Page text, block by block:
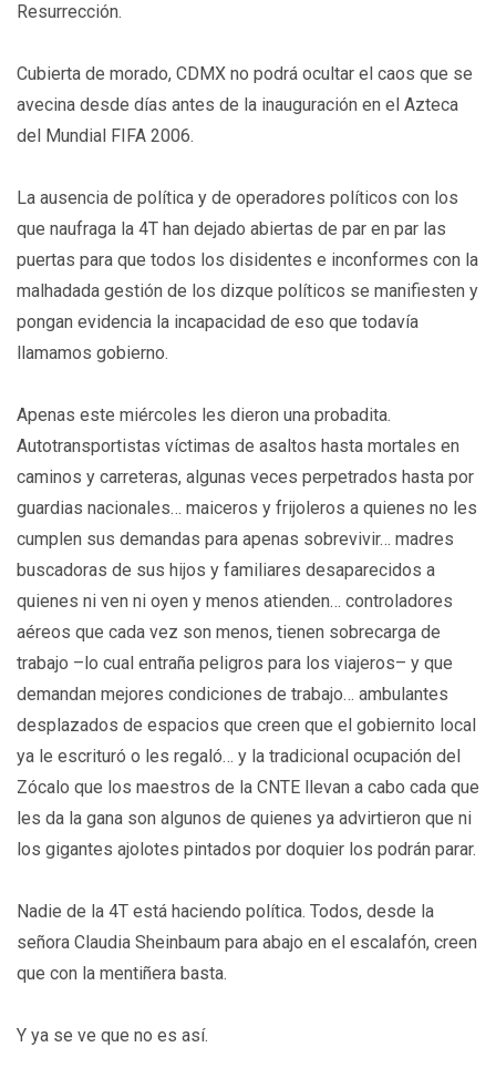
Resurrección.
Cubierta de morado, CDMX no podrá ocultar el caos que se
avecina desde días antes de la inauguración en el Azteca
del Mundial FIFA 2006.
La ausencia de política y de operadores políticos con los
que naufraga la 4T han dejado abiertas de par en par las
puertas para que todos los disidentes e inconformes con la
malhadada gestión de los dizque políticos se manifiesten y
pongan evidencia la incapacidad de eso que todavía
llamamos gobierno.
Apenas este miércoles les dieron una probadita.
Autotransportistas víctimas de asaltos hasta mortales en
caminos y carreteras, algunas veces perpetrados hasta por
guardias nacionales… maiceros y frijoleros a quienes no les
cumplen sus demandas para apenas sobrevivir… madres
buscadoras de sus hijos y familiares desaparecidos a
quienes ni ven ni oyen y menos atienden… controladores
aéreos que cada vez son menos, tienen sobrecarga de
trabajo –lo cual entraña peligros para los viajeros– y que
demandan mejores condiciones de trabajo… ambulantes
desplazados de espacios que creen que el gobiernito local
ya le escrituró o les regaló… y la tradicional ocupación del
Zócalo que los maestros de la CNTE llevan a cabo cada que
les da la gana son algunos de quienes ya advirtieron que ni
los gigantes ajolotes pintados por doquier los podrán parar.
Nadie de la 4T está haciendo política. Todos, desde la
señora Claudia Sheinbaum para abajo en el escalafón, creen
que con la mentiñera basta.
Y ya se ve que no es así.